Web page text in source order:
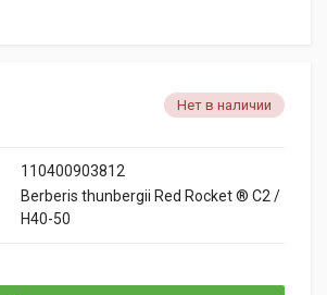
Нет в наличии
110400903812
Berberis thunbergii Red Rocket ® C2 /
H40-50